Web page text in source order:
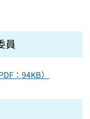
員
：94KB）